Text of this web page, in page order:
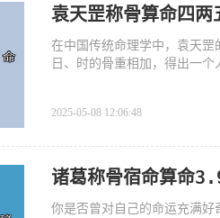
袁天罡称骨算命四
在中国传统命理学中，袁天
日、时的骨重相加，得出一
2025-05-08 12:06:48
诸葛称骨宿命算命
你是否曾对自己的命运充满